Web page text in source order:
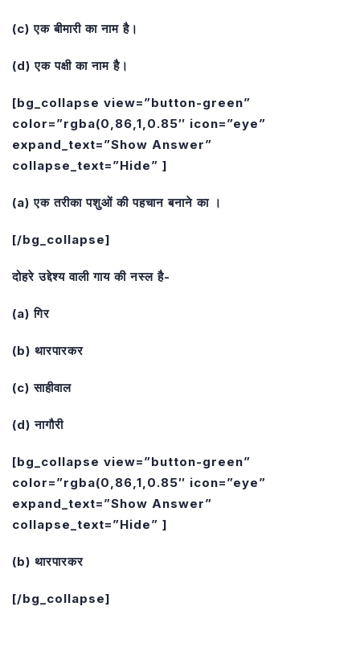
(c) एक बीमारी का नाम है।
(d) एक पक्षी का नाम है।
[bg_collapse view=”button-green”
color=”rgba(0,86,1,0.85″ icon=”eye”
expand_text=”Show Answer”
collapse_text=”Hide” ]
(a) एक तरीका पशुओं की पहचान बनाने का ।
[/bg_collapse]
दोहरे उद्देश्य वाली गाय की नस्ल है-
(a) गिर
(b) थारपारकर
(c) साहीवाल
(d) नागौरी
[bg_collapse view=”button-green”
color=”rgba(0,86,1,0.85″ icon=”eye”
expand_text=”Show Answer”
collapse_text=”Hide” ]
(b) थारपारकर
[/bg_collapse]